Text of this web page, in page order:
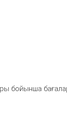
бойынша